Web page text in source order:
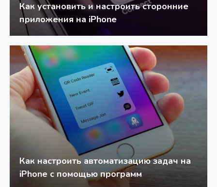
Как установить и настроить сторонние
приложения на iPhone
Как настроить автоматизацию задач на
iPhone с помощью программ